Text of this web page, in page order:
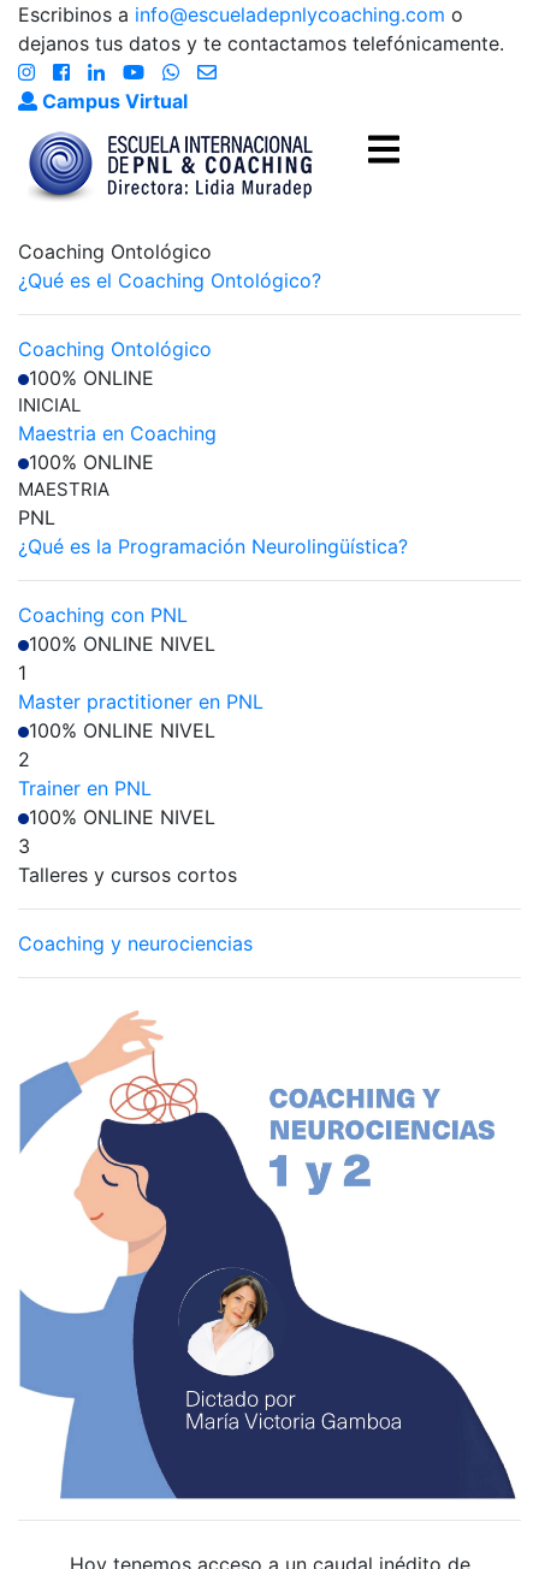
Escribinos a info@escueladepnlycoaching.com o
dejanos tus datos y te contactamos telefónicamente.
Campus Virtual
Coaching Ontológico
¿Qué es el Coaching Ontológico?
Coaching Ontológico
100% ONLINE
INICIAL
Maestria en Coaching
100% ONLINE
MAESTRIA
PNL
¿Qué es la Programación Neurolingüística?
Coaching con PNL
100% ONLINE NIVEL
1
Master practitioner en PNL
100% ONLINE NIVEL
2
Trainer en PNL
100% ONLINE NIVEL
3
Talleres y cursos cortos
Coaching y neurociencias
Hoy tenemos acceso a un caudal inédito de